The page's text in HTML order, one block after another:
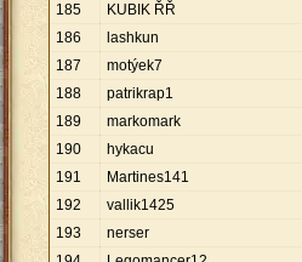
185
KUBIK ŘŘ
186
lashkun
187
motýek7
188
patrikrap1
189
markomark
190
hykacu
191
Martines141
192
vallik1425
193
nerser